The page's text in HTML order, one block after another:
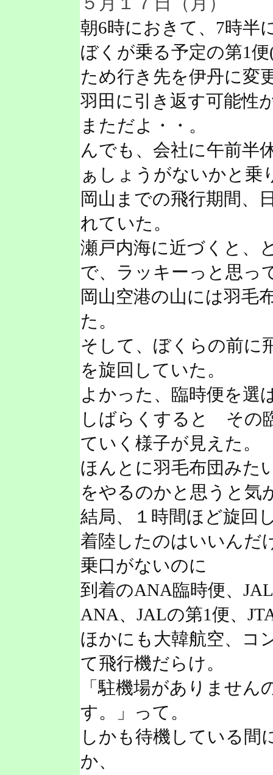
朝6時におきて、7時半
ぼくが乗る予定の第1
ため行き先を伊丹に変
羽田に引き返す可能性
まただよ・・。
んでも、会社に午前
ぁしょうがないかと乗
岡山までの飛行期間、
れていた。
瀬戸内海に近づくと、
で、ラッキーっと思っ
岡山空港の山には羽毛
た。
そして、ぼくらの前に
を旋回していた。
よかった、臨時便を選
しばらくすると その
ていく様子が見えた。
ほんとに羽毛布団みた
をやるのかと思うと気
結局、１時間ほど旋回
着陸したのはいいんだ
乗口がないのに
到着のANA臨時便、
ANA、JALの第1便、
ほかにも大韓航空、コ
て飛行機だらけ。
「駐機場がありませ
す。」って。
しかも待機している間
か、